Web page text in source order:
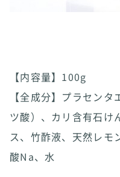
【内容量】100g
【全成分】プラセン
ツ酸）、カリ含有石け
ス、竹酢液、天然レモ
酸Na、水